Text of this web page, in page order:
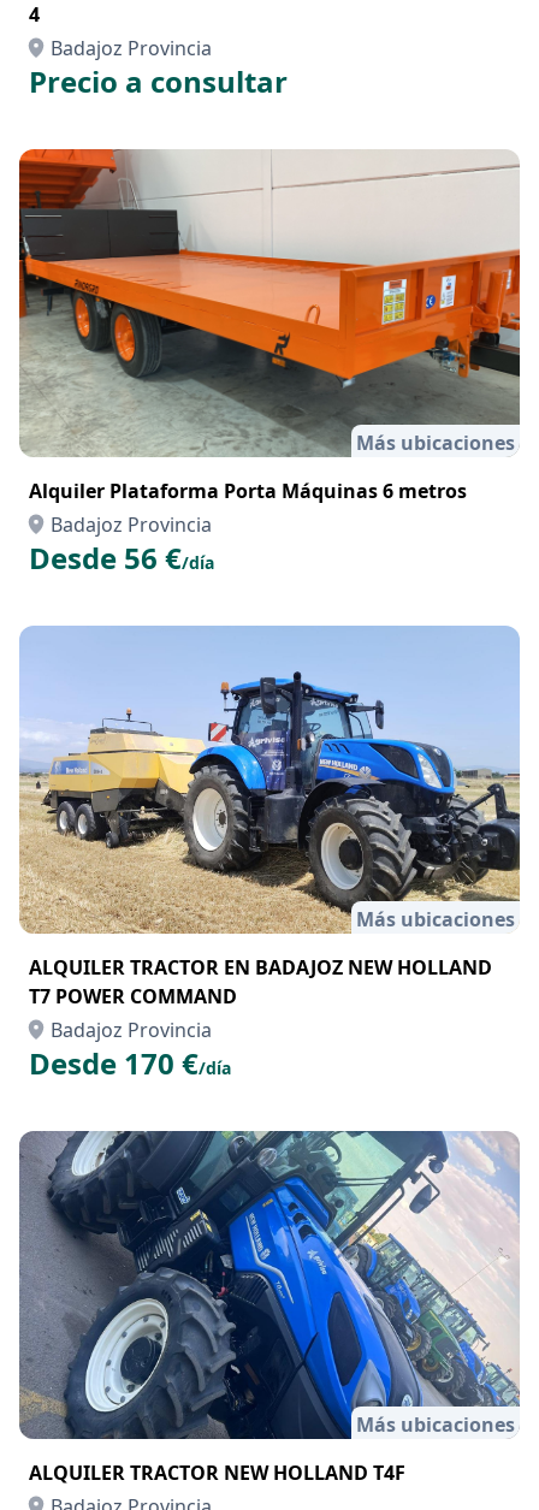
4
Badajoz Provincia
Precio a consultar
Más ubicaciones
Alquiler Plataforma Porta Máquinas 6 metros
Badajoz Provincia
Desde 56 €/día
Más ubicaciones
ALQUILER TRACTOR EN BADAJOZ NEW HOLLAND
T7 POWER COMMAND
Badajoz Provincia
Desde 170 €/día
Más ubicaciones
ALQUILER TRACTOR NEW HOLLAND T4F